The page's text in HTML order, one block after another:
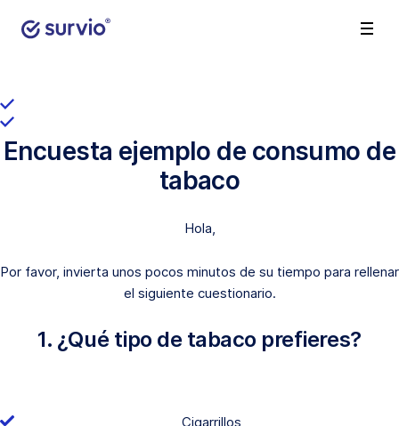
Encuesta ejemplo de consumo de
tabaco
Hola,
Por favor, invierta unos pocos minutos de su tiempo para rellenar
el siguiente cuestionario.
1. ¿Qué tipo de tabaco prefieres?
Cigarrillos